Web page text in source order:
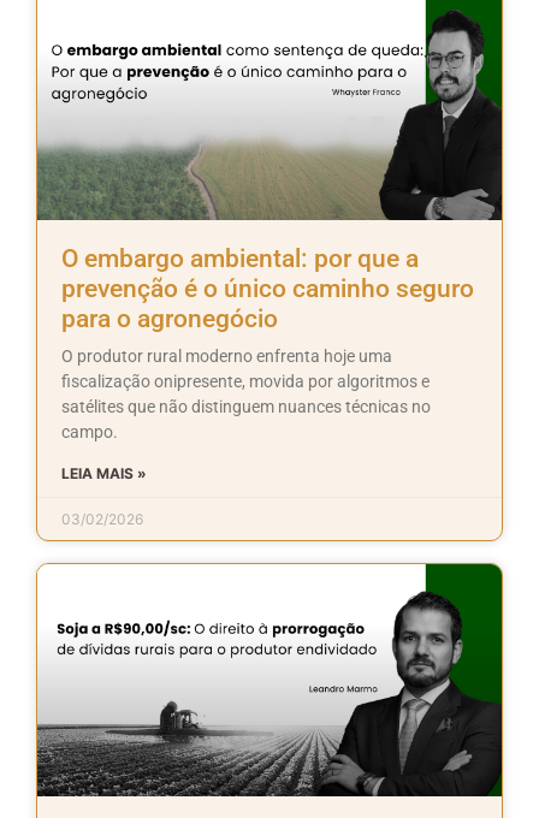
O embargo ambiental: por que a
prevenção é o único caminho seguro
para o agronegócio
O produtor rural moderno enfrenta hoje uma
fiscalização onipresente, movida por algoritmos e
satélites que não distinguem nuances técnicas no
campo.
LEIA MAIS »
03/02/2026